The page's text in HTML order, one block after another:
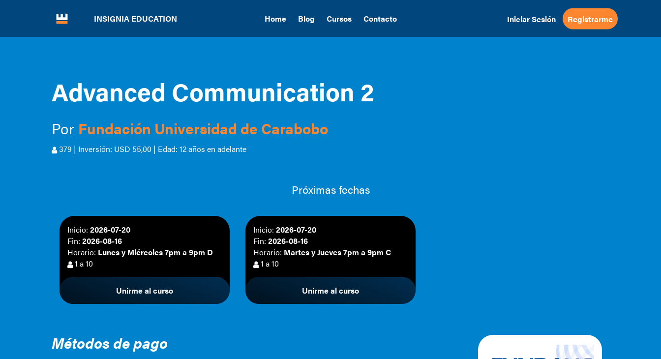
INSIGNIA EDUCATION Home Blog Cursos Contacto Iniciar Sesión Registrarme
Advanced Communication 2
Por Fundación Universidad de Carabobo
379 | Inversión: USD 55,00 | Edad: 12 años en adelante
Próximas fechas
Inicio: 2026-07-20
Fin: 2026-08-16
Horario: Lunes y Miércoles 7pm a 9pm D
1 a 10
Unirme al curso
Inicio: 2026-07-20
Fin: 2026-08-16
Horario: Martes y Jueves 7pm a 9pm C
1 a 10
Unirme al curso
Métodos de pago